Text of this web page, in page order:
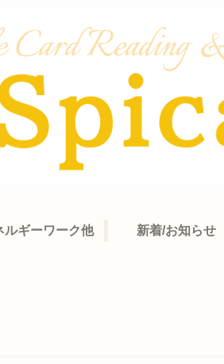
ルギーワーク他 新着/お知らせ